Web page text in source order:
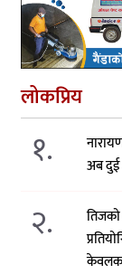
लोकप्रिय
१.
अब दुई
२.